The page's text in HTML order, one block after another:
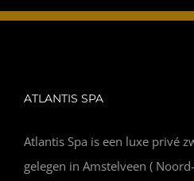
ATLANTIS SPA
Atlantis Spa is een luxe privé
gelegen in Amstelveen (